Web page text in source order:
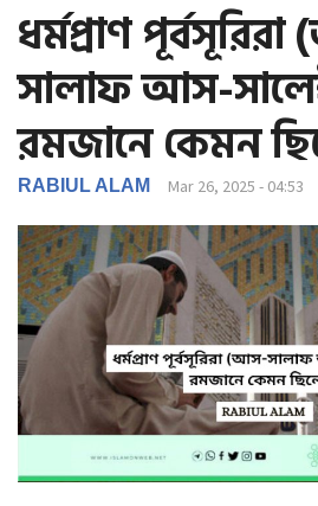
a
v
i
g
a
t
i
n
ধর্মপ্রাণ
সালাফ আস-
রমজানে কেমন
RABIUL ALAM Mar 26, 2025 - 04:53